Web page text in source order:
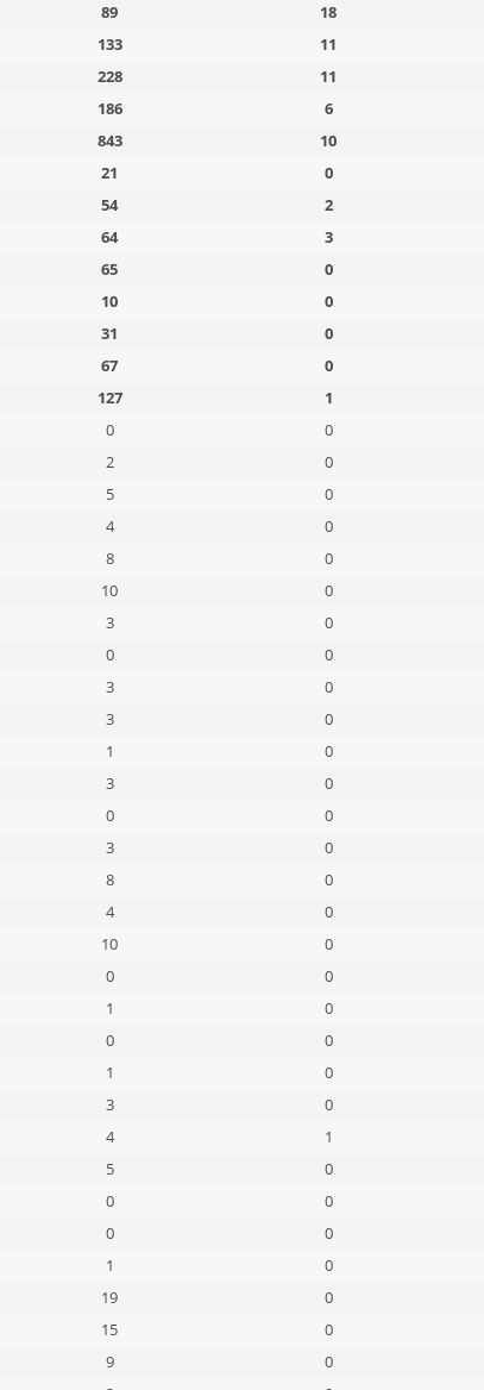
89 18
133 11
228 11
186 6
843 10
21 0
54 2
64 3
65 0
10 0
31 0
67 0
127 1
0 0
2 0
5 0
4 0
8 0
10 0
3 0
0 0
3 0
3 0
1 0
3 0
0 0
3 0
8 0
4 0
10 0
0 0
1 0
0 0
1 0
3 0
4 1
5 0
0 0
0 0
1 0
19 0
15 0
9 0